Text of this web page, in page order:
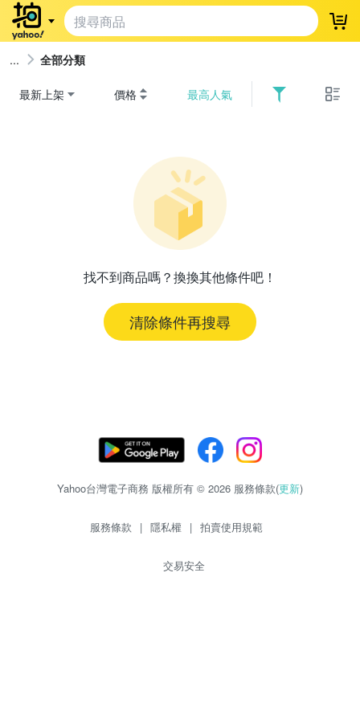
登
全部分類
最新上架 價格 最高人氣
找不到商品嗎？換換其他條件吧！
清除條件再搜尋
Yahoo台灣電子商務 版權所有 © 2026 服務條款(更新)
服務條款 | 隱私權 | 拍賣使用規範
交易安全